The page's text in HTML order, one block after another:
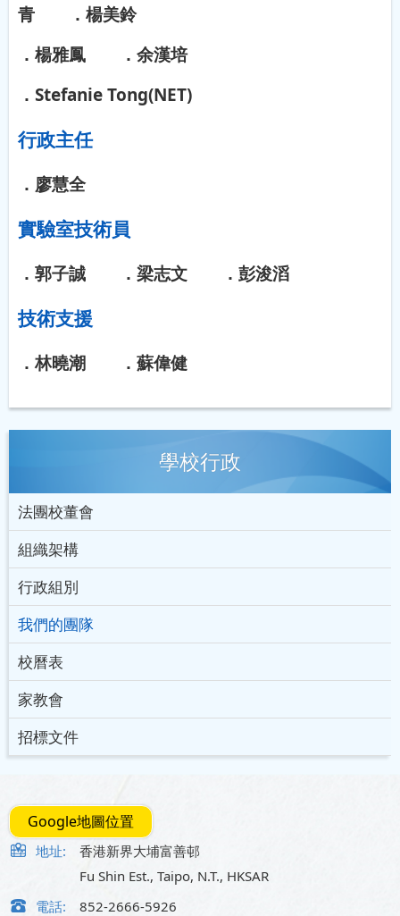
青 ．楊美鈴
．楊雅鳳 ．余漢培
． Stefanie Tong(NET)
行政主任
．廖慧全
實驗室技術員
．郭子誠 ．梁志文 ．彭浚滔
技術支援
．林曉潮 ．蘇偉健
學校行政
法團校董會
組織架構
行政組別
我們的團隊
校曆表
家教會
招標文件
Google地圖位置
地址:
香港新界大埔富善邨
Fu Shin Est., Taipo, N.T., HKSAR
電話:
852-2666-5926